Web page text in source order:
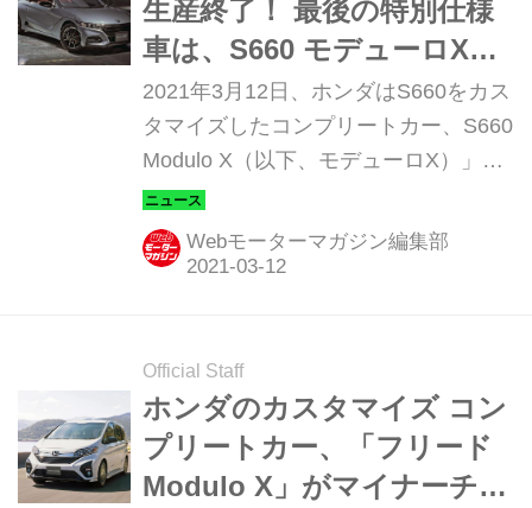
生産終了！ 最後の特別仕様
車は、S660 モデューロXの
「バージョンZ」
2021年3月12日、ホンダはS660をカス
タマイズしたコンプリートカー、S660
Modulo X（以下、モデューロX）」
に、特別仕様車「Version Z（以下、バ
ージョンZ）」を設定して発売した。
なお、S660は2022年3月で生産を終了
Webモーターマガジン編集部
Official Staff
ホンダのカスタマイズ コン
プリートカー、「フリード
Modulo X」がマイナーチェ